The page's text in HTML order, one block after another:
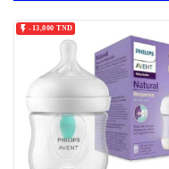
-13,000 TND